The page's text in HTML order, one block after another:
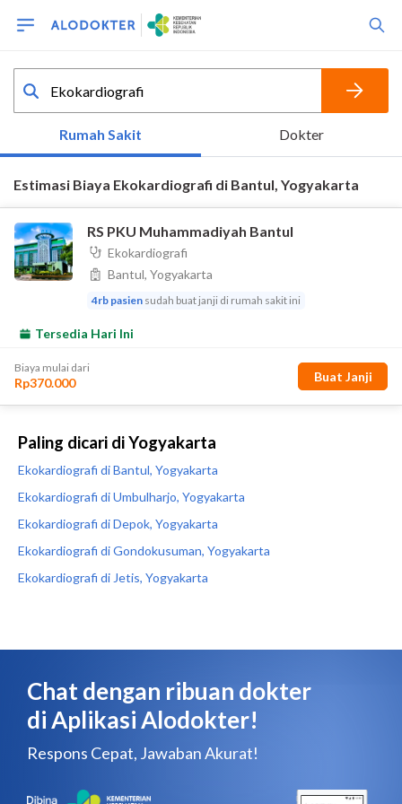
Paling dicari di Yogyakarta
Ekokardiografi di Bantul, Yogyakarta
Ekokardiografi di Umbulharjo, Yogyakarta
Ekokardiografi di Depok, Yogyakarta
Ekokardiografi di Gondokusuman, Yogyakarta
Ekokardiografi di Jetis, Yogyakarta